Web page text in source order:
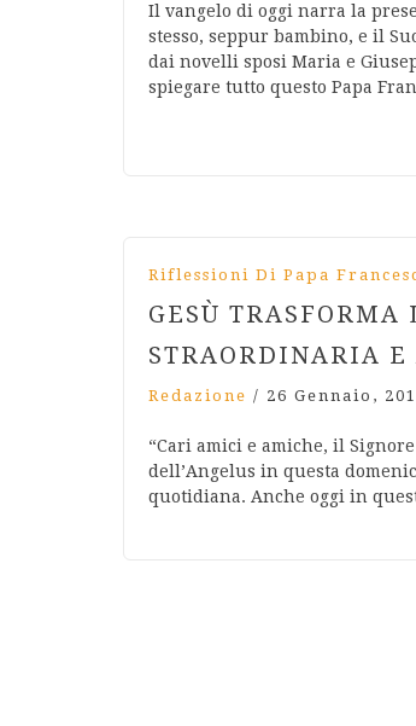
Il vangelo di oggi narra la
stesso, seppur bambino, e il
dai novelli sposi Maria e
spiegare tutto questo Papa
Riflessioni Di Papa
GESÙ
STRAORDINARIA E
Redazione / 26 Gennaio,
“Cari amici e amiche, il
dell’Angelus in questa
quotidiana. Anche oggi in